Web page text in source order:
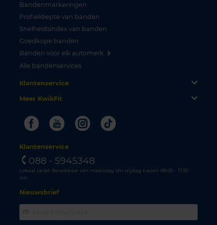
Bandenmarkeringen
Profieldiepte van banden
Snelheidsindex van banden
Goedkope banden
Banden voor elk automerk
Alle bandenservices
Klantenservice
Meer KwikFit
FacebookYoutubeInstagram
Tiktok
Klantenservice
088 - 5945348
Lokaal tarief. Bereikbaar van maandag t/m vrijdag tussen 08.00 - 17.30
uur.
Nieuwsbrief